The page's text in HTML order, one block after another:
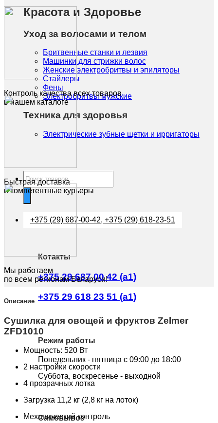
Красота и Здоровье
Уход за волосами и телом
Бритвенные станки и лезвия
Машинки для стрижки волос
Женские электробритвы и эпиляторы
Стайлеры
Фены
Электробритвы мужские
Техника для здоровья
Электрические зубные щетки и ирригаторы
Поиск
товаров
+375 (29) 687-00-42, +375 (29) 618-23-51
Котакты
+375 29 687 00 42 (a1)
+375 29 618 23 51 (a1)
Режим работы
Понедельник - пятница с 09:00 до 18:00
Суббота, воскресенье - выходной
Самовывоз
ZFD1010
Контроль качества всех товаров
в нашем каталоге
Быстрая доставка
и компетентные курьеры
Мы работаем
по всем регионам Беларуси!
Описание
Сушилка для овощей и фруктов Zelmer
ZFD1010
Мощность: 520 Вт
2 настройки скорости
4 прозрачных лотка
Загрузка 11,2 кг (2,8 кг на лоток)
Механический контроль